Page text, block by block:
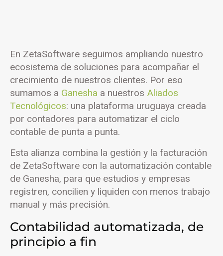
En ZetaSoftware seguimos ampliando nuestro
ecosistema de soluciones para acompañar el
crecimiento de nuestros clientes. Por eso
sumamos a Ganesha a nuestros Aliados
Tecnológicos: una plataforma uruguaya creada
por contadores para automatizar el ciclo
contable de punta a punta.
Esta alianza combina la gestión y la facturación
de ZetaSoftware con la automatización contable
de Ganesha, para que estudios y empresas
registren, concilien y liquiden con menos trabajo
manual y más precisión.
Contabilidad automatizada, de
principio a fin